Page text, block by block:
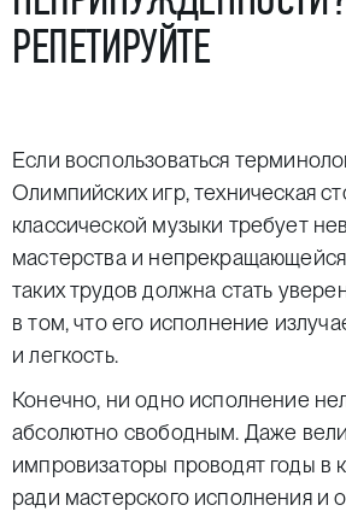
РЕПЕТИРУЙТЕ
Если воспользоваться
Олимпийских игр, техническая
классической музыки требует
мастерства и
таких трудов должна стать
в том, что его исполнение
и легкость.
Конечно, ни одно исполнение
абсолютно свободным. Даже
импровизаторы проводят годы в
ради мастерского исполнения и